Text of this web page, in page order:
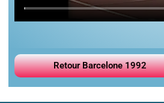
Retour Barcelone 1992